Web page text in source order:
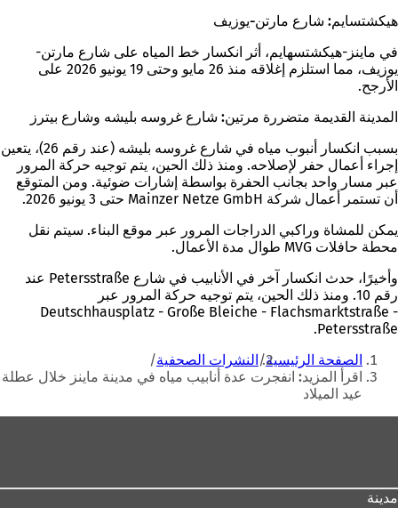
هيكشتسايم: شارع مارتن-يوزيف
في ماينز-هيكشتسهايم، أثر انكسار خط المياه على شارع مارتن-
يوزيف، مما استلزم إغلاقه منذ 26 مايو وحتى 19 يونيو 2026 على
الأرجح.
المدينة القديمة متضررة مرتين: شارع غروسه بليشه وشارع بيترز
بسبب انكسار أنبوب مياه في شارع غروسه بليشه (عند رقم 26)، يتعين
إجراء أعمال حفر لإصلاحه. ومنذ ذلك الحين، يتم توجيه حركة المرور
عبر مسار واحد بجانب الحفرة بواسطة إشارات ضوئية. ومن المتوقع
أن تستمر أعمال شركة Mainzer Netze GmbH حتى 3 يونيو 2026.
يمكن للمشاة وراكبي الدراجات المرور عبر موقع البناء. سيتم نقل
محطة حافلات MVG طوال مدة الأعمال.
وأخيرًا، حدث انكسار آخر في الأنابيب في شارع Petersstraße عند
رقم 10. ومنذ ذلك الحين، يتم توجيه حركة المرور عبر
Deutschhausplatz - Große Bleiche - Flachsmarktstraße -
Petersstraße.
أنت
هنا
الصفحة الرئيسية
النشرات الصحفية
اقرأ المزيد: انفجرت عدة أنابيب مياه في مدينة ماينز خلال عطلة
عيد الميلاد
مدينة